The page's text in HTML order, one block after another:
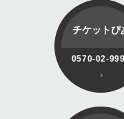
チケットぴ
0570-02-